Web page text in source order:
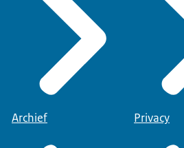
Archief Privacy